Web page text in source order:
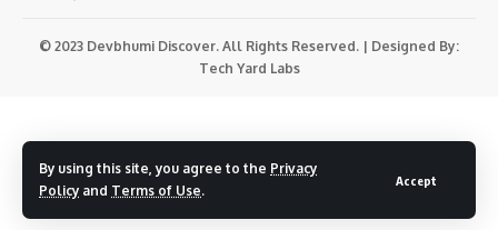
By using this site, you agree to the Privacy
Policy and Terms of Use.
Accept
© 2023 Devbhumi Discover. All Rights Reserved. | Designed By:
Tech Yard Labs